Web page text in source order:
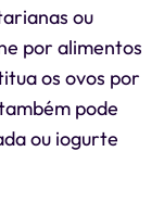
ou
por alimentos
os ovos por
pode
ou iogurte